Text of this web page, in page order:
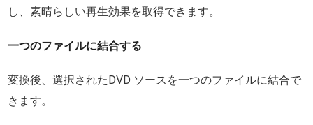
し、素晴らしい再生効果を取得できます。
一つのファイルに結合する
変換後、選択されたDVD ソースを一つのファイルに結合で
きます。